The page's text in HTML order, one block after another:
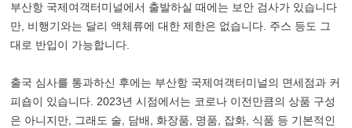
부산항 국제여객터미널에서 출발하실 때에는 보안 검사가 있습니다
만, 비행기와는 달리 액체류에 대한 제한은 없습니다. 주스 등도 그
대로 반입이 가능합니다.
출국 심사를 통과하신 후에는 부산항 국제여객터미널의 면세점과 커
피숍이 있습니다. 2023년 시점에서는 코로나 이전만큼의 상품 구성
은 아니지만, 그래도 술, 담배, 화장품, 명품, 잡화, 식품 등 기본적인